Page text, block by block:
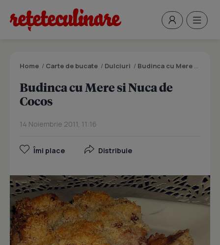
Home / Carte de bucate / Dulciuri / Budinca cu Mere si Nuca de Cocos
Budinca cu Mere si Nuca de
Cocos
14 Noiembrie 2011, 11:16
Îmi place Distribuie